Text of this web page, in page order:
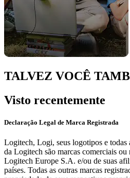
TALVEZ VOCÊ
Visto recentemente
Declaração Legal de Marca Registrada
Logitech, Logi, seus logotipos e todas
da Logitech são marcas comerciais ou
Logitech Europe S.A. e/ou de suas
países. Todas as outras marcas